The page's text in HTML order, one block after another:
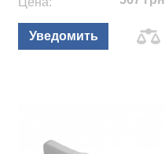
Уведомить